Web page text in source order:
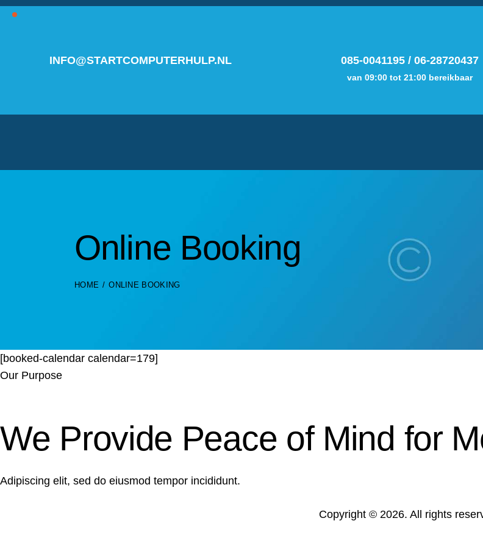
INFO@STARTCOMPUTERHULP.NL 085-0041195/ 06-28720437
van 09:00 tot 21:00 bereikbaar
Online Booking
HOME ONLINE BOOKING
[booked-calendar calendar=179]
Our Purpose
We Provide Peace of Mind for
Adipiscing elit, sed do eiusmod tempor incididunt.
Copyright © 2026. All rights